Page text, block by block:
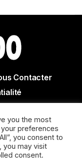
Contacter
- Actualité
you the most
preferences
you consent to
you may visit
consent.